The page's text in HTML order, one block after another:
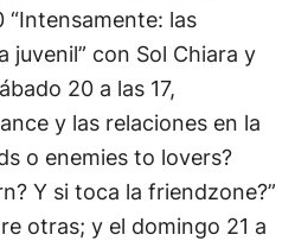
“Intensamente: las
juvenil” con Sol Chiara y
20 a las 17,
y las relaciones en la
o enemies to lovers?
Y si toca la friendzone?”
otras; y el domingo 21 a